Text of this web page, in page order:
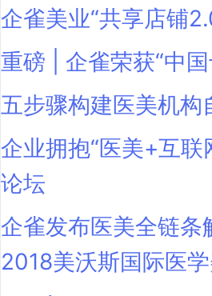
企雀美业“共享店铺
重磅 | 企雀荣获“中
五步骤构建医美机
企业拥抱“医美+互
论坛
企雀发布医美全链
2018美沃斯国际医